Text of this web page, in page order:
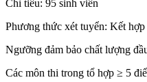
Chỉ tiêu: 95 sinh viên
Phương thức xét tuyển: Kết
Ngưỡng đảm bảo chất lượng
Các môn thi trong tổ hợp ≥ 5